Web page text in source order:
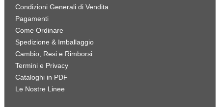
Condizioni Generali di Vendita
Pagamenti
Come Ordinare
Spedizione & Imballaggio
Cambio, Resi e Rimborsi
Termini e Privacy
Cataloghi in PDF
Le Nostre Linee